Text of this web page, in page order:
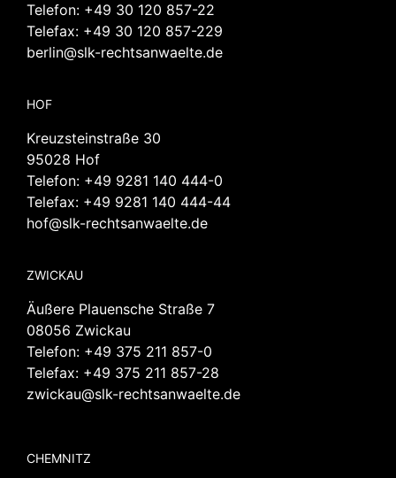
Telefon: +49 30 120 857-22
Telefax: +49 30 120 857-229
berlin@slk-rechtsanwaelte.de
HOF
Kreuzsteinstraße 30
95028 Hof
Telefon: +49 9281 140 444-0
Telefax: +49 9281 140 444-44
hof@slk-rechtsanwaelte.de
ZWICKAU
Äußere Plauensche Straße 7
08056 Zwickau
Telefon: +49 375 211 857-0
Telefax: +49 375 211 857-28
zwickau@slk-rechtsanwaelte.de
CHEMNITZ